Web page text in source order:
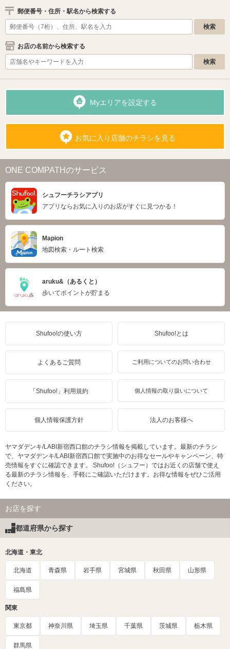
郵便番号・住所・駅名から検索する
お店の名前から検索する
Myエリアを設定する
お気に入り店舗のチラシを見る
ONE COMPATHのサービス
シュフーチラシアプリ
アプリならお気に入りのお店がすぐに見つかる！
Mapion
地図検索・ルート検索
aruku&（あるくと）
歩いてポイントが貯まる
Shufoo!の使い方 Shufoo!とは
よくあるご質問 ご利用についてのお問い合わせ
「Shufoo!」利用規約 個人情報の取り扱いについて
個人情報保護方針 法人のお客様へ
ヤマダデンキ/LABI新宿西口館のチラシ情報を掲載しています。最新のチラシ
で、ヤマダデンキ/LABI新宿西口館で実施中のお得なセールやキャンペーン、特
売情報をすぐに確認できます。 Shufoo!（シュフー）ではお近くの店舗で使え
る最新のチラシ情報を、手軽にご確認いただけます。お得な情報をぜひご活用
ください。
お店を探す
都道府県から探す
北海道・東北
北海道 青森県 岩手県 宮城県 秋田県 山形県
福島県
関東
東京都 神奈川県 埼玉県 千葉県 茨城県 栃木県
群馬県